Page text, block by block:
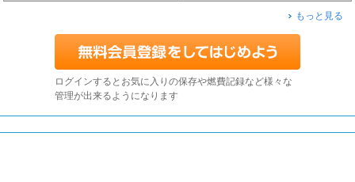
もっと見る
ログインするとお気に入りの保存や燃費記録など様々な
管理が出来るようになります